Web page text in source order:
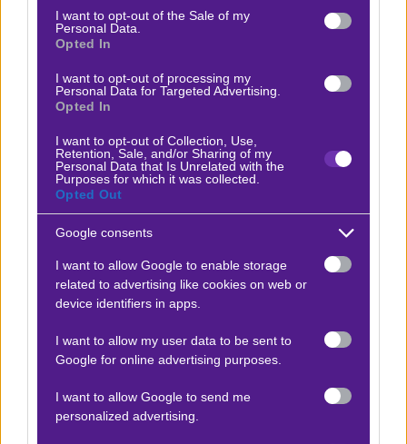
consent section.
I want to opt-out of the Sale of my
Personal Data.
Opted In
I want to opt-out of processing my
Personal Data for Targeted Advertising.
Opted In
I want to opt-out of Collection, Use,
Retention, Sale, and/or Sharing of my
Personal Data that Is Unrelated with the
Purposes for which it was collected.
Opted Out
Google consents
I want to allow Google to enable storage
related to advertising like cookies on web or
device identifiers in apps.
I want to allow my user data to be sent to
Google for online advertising purposes.
I want to allow Google to send me
personalized advertising.
“τιμωρήσουμε” τιςστοιχηματικές εταιρίες .
Δείτε με ένα κλικ τις καλύτερες προσφορές της ημέρας
Ο Αντώνης Ράπτης προτείνει:
Μπαρτσελόνα - Ερυθρός Αστέρας
1.88
Προσφορές*